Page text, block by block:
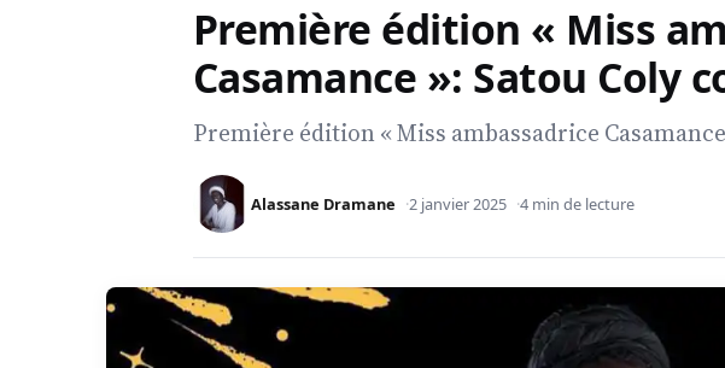
Première édition « Miss
Casamance »: Satou Coly
Première édition « Miss ambassadrice
Alassane Dramane 2 janvier 2025 4 min de lecture